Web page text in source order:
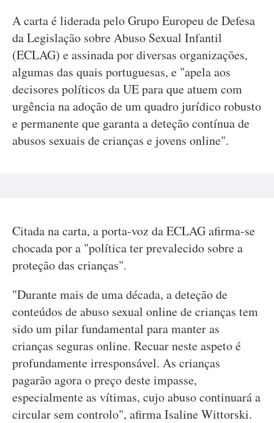
A carta é liderada pelo Grupo Europeu de Defesa
da Legislação sobre Abuso Sexual Infantil
(ECLAG) e assinada por diversas organizações,
algumas das quais portuguesas, e "apela aos
decisores políticos da UE para que atuem com
urgência na adoção de um quadro jurídico robusto
e permanente que garanta a deteção contínua de
abusos sexuais de crianças e jovens online".
Citada na carta, a porta-voz da ECLAG afirma-se
chocada por a "política ter prevalecido sobre a
proteção das crianças".
"Durante mais de uma década, a deteção de
conteúdos de abuso sexual online de crianças tem
sido um pilar fundamental para manter as
crianças seguras online. Recuar neste aspeto é
profundamente irresponsável. As crianças
pagarão agora o preço deste impasse,
especialmente as vítimas, cujo abuso continuará a
circular sem controlo", afirma Isaline Wittorski.